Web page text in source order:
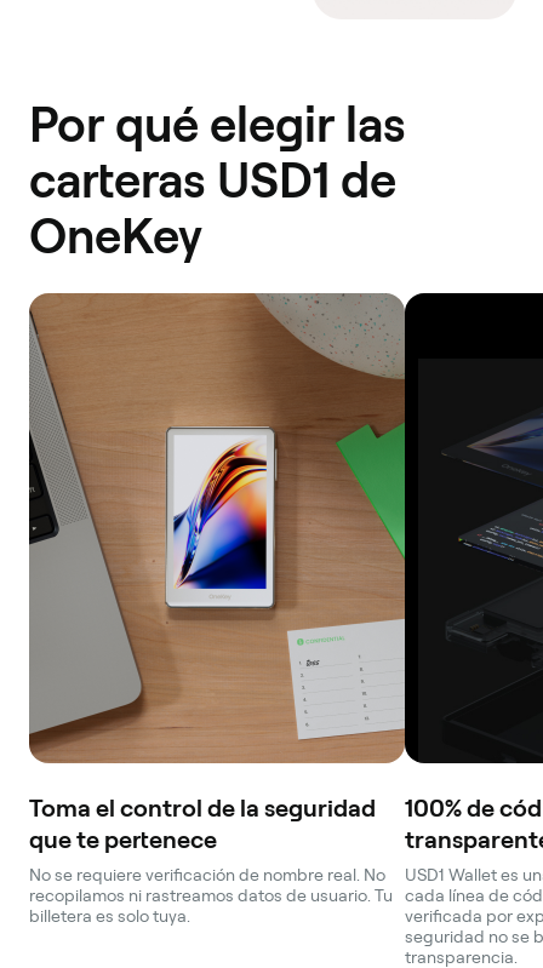
Por qué elegir las
carteras USD1 de
OneKey
Toma el control de la seguridad
que te pertenece
No se requiere verificación de nombre real. No
recopilamos ni rastreamos datos de usuario. Tu
billetera es solo tuya.
100% de
USD1 Wallet es
cada línea de
verificada por
seguridad no se
transparencia.